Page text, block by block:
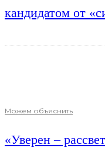
кандидатом от
Можем объяснить
«Уверен –